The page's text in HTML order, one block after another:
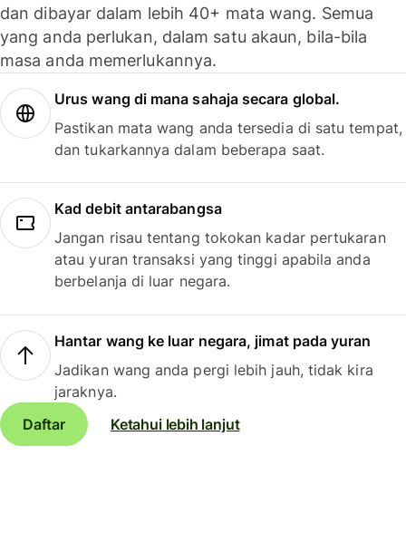
dan dibayar dalam lebih 40+ mata wang. Semua
yang anda perlukan, dalam satu akaun, bila-bila
masa anda memerlukannya.
Urus wang di mana sahaja secara global.
Pastikan mata wang anda tersedia di satu tempat,
dan tukarkannya dalam beberapa saat.
Kad debit antarabangsa
Jangan risau tentang tokokan kadar pertukaran
atau yuran transaksi yang tinggi apabila anda
berbelanja di luar negara.
Hantar wang ke luar negara, jimat pada yuran
Jadikan wang anda pergi lebih jauh, tidak kira
jaraknya.
Daftar
Ketahui lebih lanjut